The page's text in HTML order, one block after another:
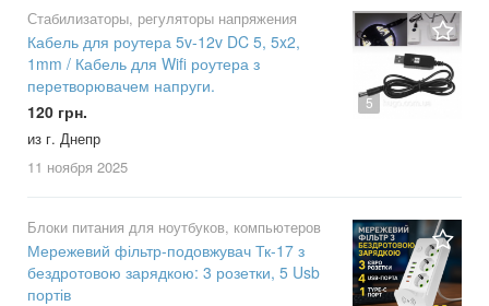
5
Стабилизаторы, регуляторы напряжения
Кабель для роутера 5v-12v DC 5, 5x2,
1mm / Кабель для Wifi роутера з
перетворювачем напруги.
120 грн.
из г. Днепр
11 ноября 2025
Блоки питания для ноутбуков, компьютеров
Мережевий фільтр-подовжувач Тк-17 з
бездротовою зарядкою: 3 розетки, 5 Usb
портів